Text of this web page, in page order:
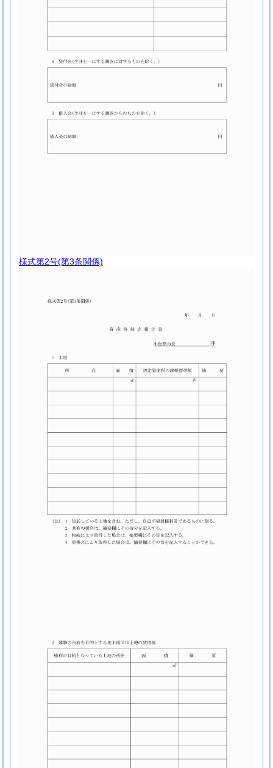
様式第2号(第3条関係)